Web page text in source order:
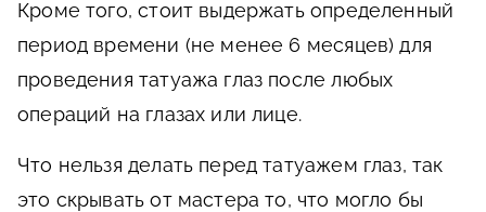
Кроме того, стоит выдержать определенный
период времени (не менее 6 месяцев) для
проведения татуажа глаз после любых
операций на глазах или лице.
Что нельзя делать перед татуажем глаз, так
это скрывать от мастера то, что могло бы